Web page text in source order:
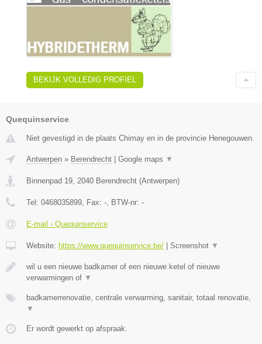
BEKIJK VOLLEDIG PROFIEL
Quequinservice
Niet gevestigd in de plaats Chimay en in de provincie Henegouwen.
Antwerpen » Berendrecht Google maps ▼
Binnenpad 19, 2040 Berendrecht (Antwerpen)
Tel: 0468035899, Fax: -, BTW-nr: -
E-mail › Quequinservice
Website: https://www.quequinservice.be/ Screenshot ▼
wil u een nieuwe badkamer of een nieuwe ketel of nieuwe
verwarmingen of ▼
badkamerrenovatie, centrale verwarming, sanitair, totaal renovatie,
▼
Er wordt gewerkt op afspraak.